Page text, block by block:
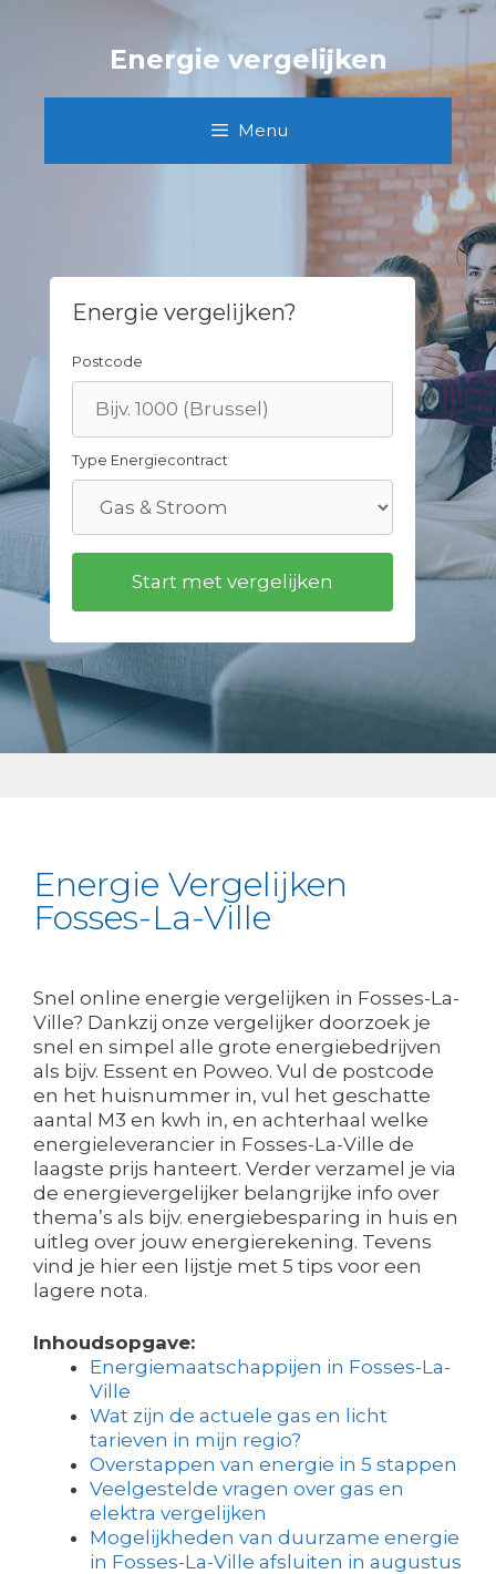
Energie vergelijken
Menu
Energie vergelijken?
Postcode
Type Energiecontract
Energie Vergelijken
Fosses-La-Ville
Snel online energie vergelijken in Fosses-La-
Ville? Dankzij onze vergelijker doorzoek je
snel en simpel alle grote energiebedrijven
als bijv. Essent en Poweo. Vul de postcode
en het huisnummer in, vul het geschatte
aantal M3 en kwh in, en achterhaal welke
energieleverancier in Fosses-La-Ville de
laagste prijs hanteert. Verder verzamel je via
de energievergelijker belangrijke info over
thema’s als bijv. energiebesparing in huis en
uitleg over jouw energierekening. Tevens
vind je hier een lijstje met 5 tips voor een
lagere nota.
Inhoudsopgave:
Energiemaatschappijen in Fosses-La-
Ville
Wat zijn de actuele gas en licht
tarieven in mijn regio?
Overstappen van energie in 5 stappen
Veelgestelde vragen over gas en
elektra vergelijken
Mogelijkheden van duurzame energie
in Fosses-La-Ville afsluiten in augustus